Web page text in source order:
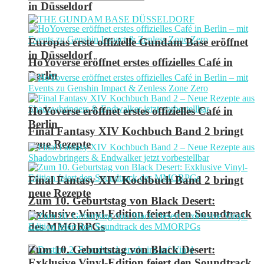
in Düsseldorf
HoYoverse eröffnet erstes offizielles Café in
Berlin
Final Fantasy XIV Kochbuch Band 2 bringt
neue Rezepte
Zum 10. Geburtstag von Black Desert:
Exklusive Vinyl-Edition feiert den Soundtrack
des MMORPGs
Europas erste offizielle Gundam Base eröffnet
in Düsseldorf
HoYoverse eröffnet erstes offizielles Café in
Berlin
Final Fantasy XIV Kochbuch Band 2 bringt
neue Rezepte
Zum 10. Geburtstag von Black Desert: